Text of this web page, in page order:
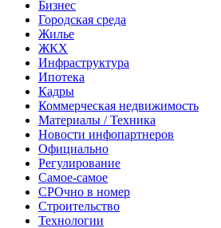
Бизнес
Городская среда
Жилье
ЖКХ
Инфраструктура
Ипотека
Кадры
Коммерческая недвижимость
Материалы / Техника
Новости инфопартнеров
Официально
Регулирование
Самое-самое
СРОчно в номер
Строительство
Технологии